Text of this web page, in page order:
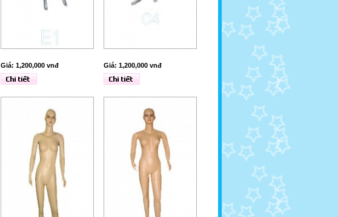
Giá: 1,200,000 vnđ Giá: 1,200,000 vnđ